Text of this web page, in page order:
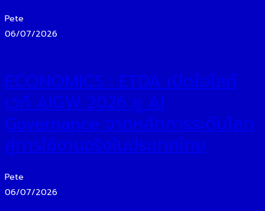
Pete
06/07/2026
ECONOMICS : ETDA เปิดไฮไลท์
เวที AIGW 2026 ชู AI
Governance จากหลักการระดับโลก
สู่การใช้งานจริงในประเทศไทย
Pete
06/07/2026